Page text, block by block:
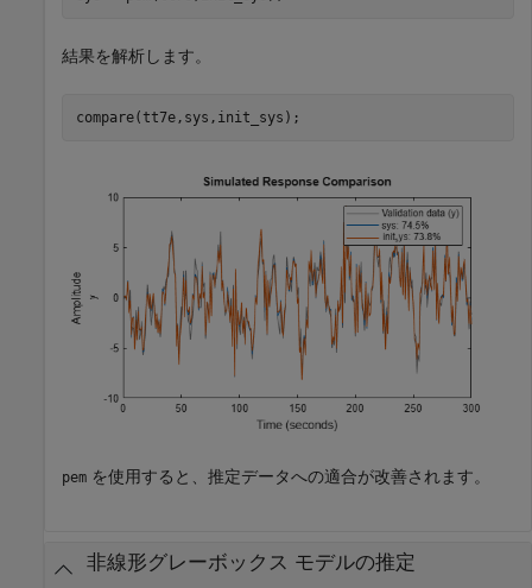
結果を解析します。
compare(tt7e,sys,init_sys);
pem を使用すると、推定データへの適合が改善されます。
非線形グレーボックス モデルの推定